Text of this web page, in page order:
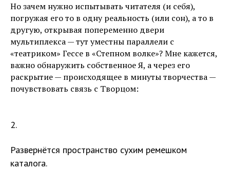
Но зачем нужно испытывать читателя (и себя),
погружая его то в одну реальность (или сон), а то в
другую, открывая попеременно двери
мультиплекса — тут уместны параллели с
«театриком» Гессе в «Степном волке»? Мне кажется,
важно обнаружить собственное Я, а через его
раскрытие — происходящее в минуты творчества —
почувствовать связь с Творцом:
2.
Развернётся пространство сухим ремешком
каталога.